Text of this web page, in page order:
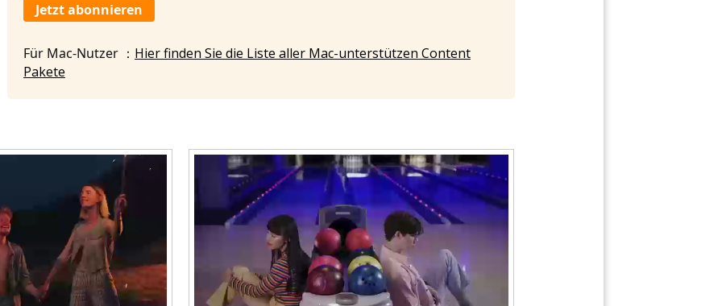
Jetzt abonnieren
Für Mac-Nutzer ： Hier finden Sie die Liste aller Mac-unterstützen Content
Pakete